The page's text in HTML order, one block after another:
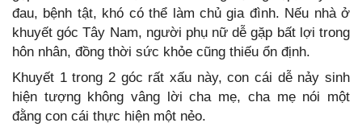
đau, bệnh tật, khó có thể làm chủ gia đình. Nếu nhà ở
khuyết góc Tây Nam, người phụ nữ dễ gặp bất lợi trong
hôn nhân, đồng thời sức khỏe cũng thiếu ổn định.
Khuyết 1 trong 2 góc rất xấu này, con cái dễ nảy sinh
hiện tượng không vâng lời cha mẹ, cha mẹ nói một
đằng con cái thực hiện một nẻo.